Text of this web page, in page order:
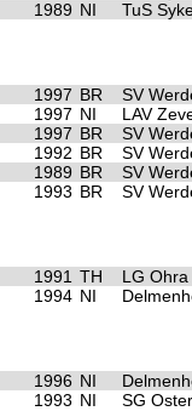
1989 NI TuS
1997 BR
SV
1997 NI
LAV
1997 BR
SV
1992 BR
SV
1989 BR
SV
1993 BR SV
1991 TH
LG
1994 NI
1996 NI
1993 NI SG